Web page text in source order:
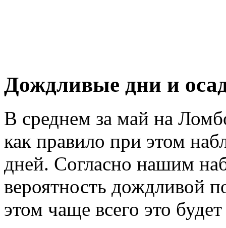
Дождливые дни и
В среднем за май на
как правило при этом
дней. Согласно нашим
вероятность дождливой
этом чаще всего это